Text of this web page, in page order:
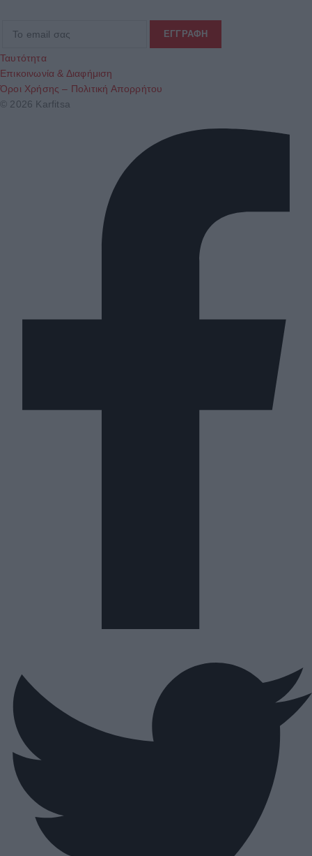
Ταυτότητα
Επικοινωνία & Διαφήμιση
Όροι Χρήσης – Πολιτική Απορρήτου
© 2026 Karfitsa